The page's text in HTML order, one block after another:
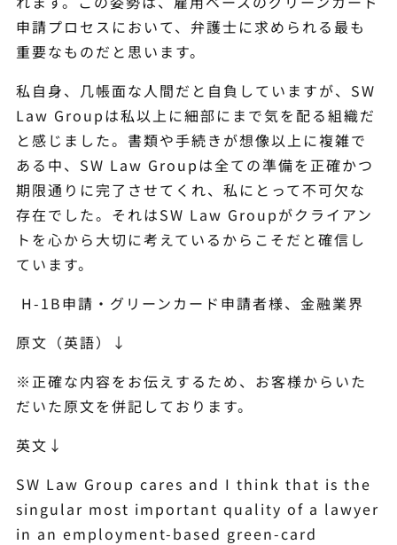
申請プロセスにおいて、弁護士に求められる最も
重要なものだと思います。
私自身、几帳面な人間だと自負していますが、SW
Law Groupは私以上に細部にまで気を配る組織だ
と感じました。書類や手続きが想像以上に複雑で
ある中、SW Law Groupは全ての準備を正確かつ
期限通りに完了させてくれ、私にとって不可欠な
存在でした。それはSW Law Groupがクライアン
トを心から大切に考えているからこそだと確信し
ています。
H-1B申請・グリーンカード申請者様、金融業界
原文（英語）↓
※正確な内容をお伝えするため、お客様からいた
だいた原文を併記しております。
英文↓
SW Law Group cares and I think that is the
singular most important quality of a lawyer
in an employment-based green-card